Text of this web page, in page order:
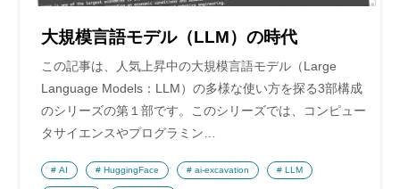
大規模言語モデル（LLM）の時代
この記事は、人気上昇中の大規模言語モデル（Large
Language Models：LLM）の多様な使い方を探る3部構成
のシリーズの第１部です。このシリーズでは、コンピュー
タサイエンスやプログラミン…
AI HuggingFace ai-excavation LLM